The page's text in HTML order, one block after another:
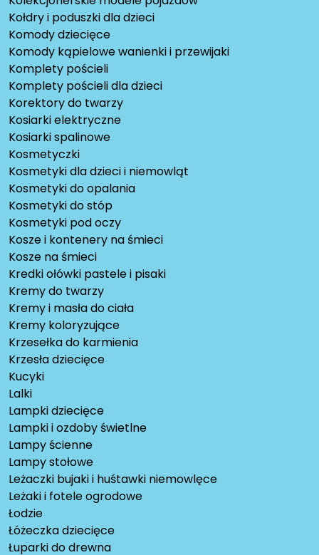
Kołdry i poduszki dla dzieci
Komody dziecięce
Komody kąpielowe wanienki i przewijaki
Komplety pościeli
Komplety pościeli dla dzieci
Korektory do twarzy
Kosiarki elektryczne
Kosiarki spalinowe
Kosmetyczki
Kosmetyki dla dzieci i niemowląt
Kosmetyki do opalania
Kosmetyki do stóp
Kosmetyki pod oczy
Kosze i kontenery na śmieci
Kosze na śmieci
Kredki ołówki pastele i pisaki
Kremy do twarzy
Kremy i masła do ciała
Kremy koloryzujące
Krzesełka do karmienia
Krzesła dziecięce
Kucyki
Lalki
Lampki dziecięce
Lampki i ozdoby świetlne
Lampy ścienne
Lampy stołowe
Leżaczki bujaki i huśtawki niemowlęce
Leżaki i fotele ogrodowe
Łodzie
Łóżeczka dziecięce
Łuparki do drewna